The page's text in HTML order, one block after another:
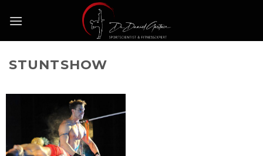
STUNTSHOW